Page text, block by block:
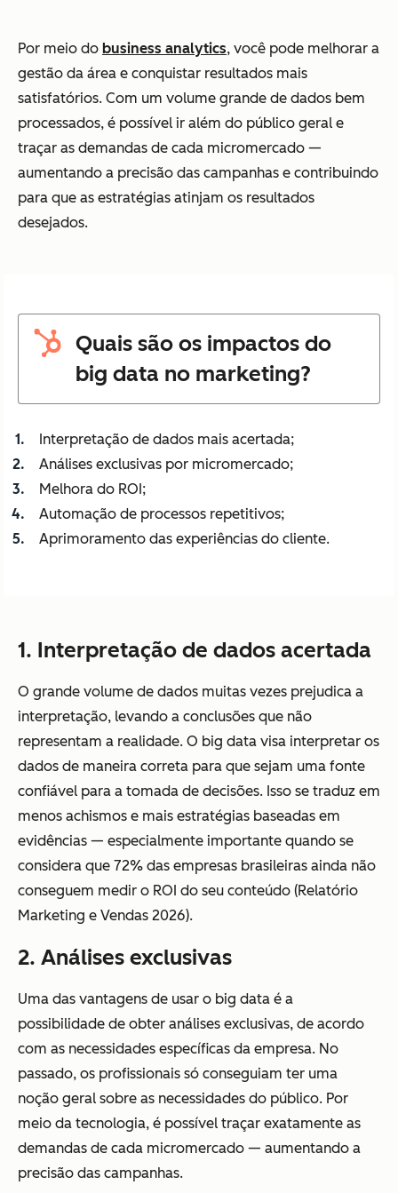
Por meio do business analytics, você pode melhorar a
gestão da área e conquistar resultados mais
satisfatórios. Com um volume grande de dados bem
processados, é possível ir além do público geral e
traçar as demandas de cada micromercado —
aumentando a precisão das campanhas e contribuindo
para que as estratégias atinjam os resultados
desejados.
Quais são os impactos do
big data no marketing?
Interpretação de dados mais acertada;
Análises exclusivas por micromercado;
Melhora do ROI;
Automação de processos repetitivos;
Aprimoramento das experiências do cliente.
1. Interpretação de dados acertada
O grande volume de dados muitas vezes prejudica a
interpretação, levando a conclusões que não
representam a realidade. O big data visa interpretar os
dados de maneira correta para que sejam uma fonte
confiável para a tomada de decisões. Isso se traduz em
menos achismos e mais estratégias baseadas em
evidências — especialmente importante quando se
considera que 72% das empresas brasileiras ainda não
conseguem medir o ROI do seu conteúdo (Relatório
Marketing e Vendas 2026).
2. Análises exclusivas
Uma das vantagens de usar o big data é a
possibilidade de obter análises exclusivas, de acordo
com as necessidades específicas da empresa. No
passado, os profissionais só conseguiam ter uma
noção geral sobre as necessidades do público. Por
meio da tecnologia, é possível traçar exatamente as
demandas de cada micromercado — aumentando a
precisão das campanhas.